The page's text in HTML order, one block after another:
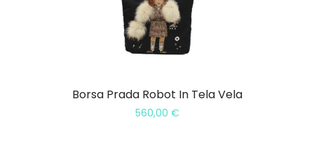
Borsa Prada Robot In Tela Vela
560,00 €